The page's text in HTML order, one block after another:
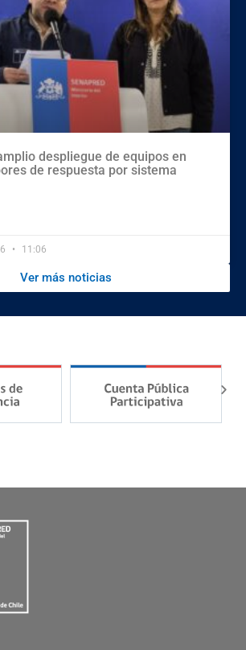
despliegue de equipos en
de respuesta por sistema
11:06
Ver más noticias